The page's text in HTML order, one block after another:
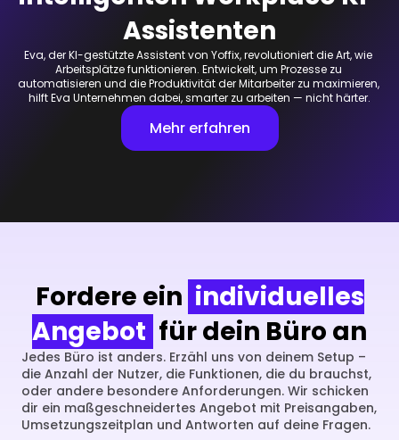
Assistenten
Eva, der KI-gestützte Assistent von Yoffix, revolutioniert die Art, wie
Arbeitsplätze funktionieren. Entwickelt, um Prozesse zu
automatisieren und die Produktivität der Mitarbeiter zu maximieren,
hilft Eva Unternehmen dabei, smarter zu arbeiten — nicht härter.
Mehr erfahren
Fordere ein individuelles
Angebot für dein Büro an
Jedes Büro ist anders. Erzähl uns von deinem Setup –
die Anzahl der Nutzer, die Funktionen, die du brauchst,
oder andere besondere Anforderungen. Wir schicken
dir ein maßgeschneidertes Angebot mit Preisangaben,
Umsetzungszeitplan und Antworten auf deine Fragen.